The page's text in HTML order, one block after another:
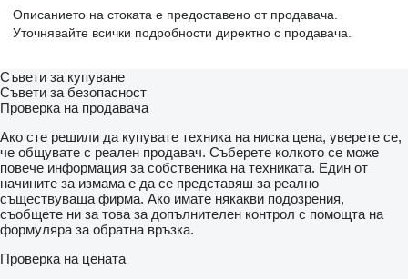
Описанието на стоката е предоставено от продавача.
Уточнявайте всички подробности директно с продавача.
Съвети за купуване
Съвети за безопасност
Проверка на продавача
Ако сте решили да купувате техника на ниска цена, уверете се,
че общувате с реален продавач. Съберете колкото се може
повече информация за собственика на техниката. Един от
начините за измама е да се представяш за реално
съществуваща фирма. Ако имате някакви подозрения,
съобщете ни за това за допълнителен контрол с помощта на
формуляра за обратна връзка.
Проверка на цената